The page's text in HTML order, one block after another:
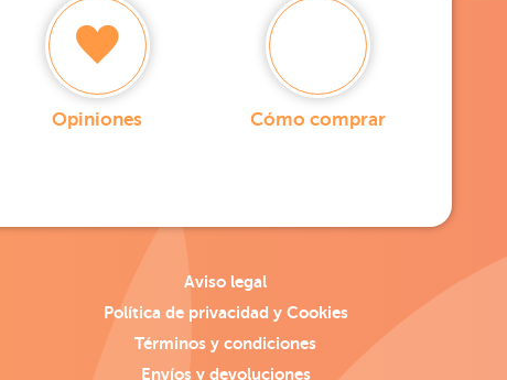
Opiniones Cómo comprar
Aviso legal
Política de privacidad y Cookies
Términos y condiciones
Envíos y devoluciones